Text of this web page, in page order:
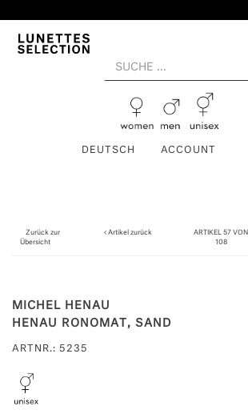
DEUTSCH ACCOUNT
Zurück zur
Übersicht
Artikel zurück
ARTIKEL 57 VON
108
MICHEL HENAU
HENAU RONOMAT, SAND
ARTNR.: 5235